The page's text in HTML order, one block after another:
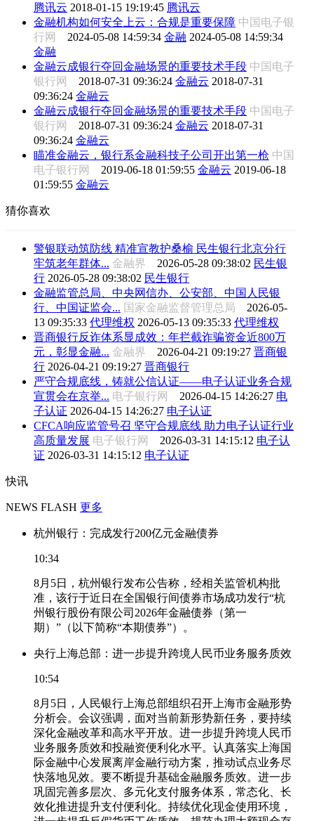
腾讯云 2018-01-15 19:19:45 腾讯云
金融机构如何安全上云：合规是重要保障 中国电子银
行网 2024-05-08 14:59:34 金融 2024-05-08 14:59:34
金融
金融云成银行夺回金融场景的重要技术手段 中国电子
银行网 2018-07-31 09:36:24 金融云 2018-07-31
09:36:24 金融云
金融云成银行夺回金融场景的重要技术手段 中国电子
银行网 2018-07-31 09:36:24 金融云 2018-07-31
09:36:24 金融云
瞄准金融云，银行系金融科技子公司开出第一枪 中国
电子银行网 2019-06-18 01:59:55 金融云 2019-06-18
01:59:55 金融云
猜你喜欢
警银联动筑防线 精准宣教护桑榆 民生银行北京分行
牢筑老年群体... 金融界 2026-05-28 09:38:02 民生银
行 2026-05-28 09:38:02 民生银行
金融监管总局、中央网信办、公安部、中国人民银
行、中国证监会... 国家金融监督管理总局 2026-05-
13 09:35:33 代理维权 2026-05-13 09:35:33 代理维权
晋商银行反诈体系显成效：年拦截诈骗资金近800万
元，彰显金融... 金融界 2026-04-21 09:19:27 晋商银
行 2026-04-21 09:19:27 晋商银行
严守合规底线，铸就公信认证——电子认证业务合规
宣贯会在京举... 电子银行网 2026-04-15 14:26:27 电
子认证 2026-04-15 14:26:27 电子认证
CFCA响应监管号召 坚守合规底线 助力电子认证行业
高质量发展 电子银行网 2026-03-31 14:15:12 电子认
证 2026-03-31 14:15:12 电子认证
快讯
NEWS FLASH 更多
杭州银行：完成发行200亿元金融债券
10:34
8月5日，杭州银行发布公告称，经相关监管机构批
准，该行于近日在全国银行间债券市场成功发行“杭
州银行股份有限公司2026年金融债券（第一
期）”（以下简称“本期债券”）。
央行上海总部：进一步提升跨境人民币业务服务质效
10:54
8月5日，人民银行上海总部组织召开上海市金融形势
分析会。会议强调，面对当前新形势新任务，要持续
深化金融改革和高水平开放。进一步提升跨境人民币
业务服务质效和投融资便利化水平。认真落实上海国
际金融中心发展离岸金融行动方案，推动试点业务尽
快落地见效。要不断提升基础金融服务质效。进一步
巩固完善多层次、多元化支付服务体系，常态化、长
效化推进提升支付便利化。持续优化现金使用环境，